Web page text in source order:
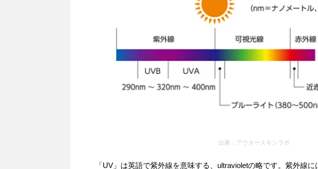
出典：アウタースキンラボ
「UV」は英語で紫外線を意味する、ultravioletの略です。紫外線